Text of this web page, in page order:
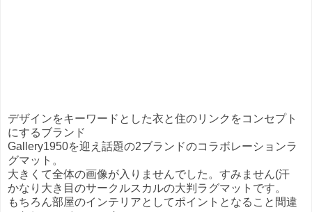
デザインをキーワードとした衣と住のリンクをコンセプト
にするブランド
Gallery1950を迎え話題の2ブランドのコラボレーションラ
グマット。
大きくて全体の画像が入りませんでした。すみません(汗
かなり大き目のサークルスカルの大判ラグマットです。
もちろん部屋のインテリアとしてポイントとなること間違